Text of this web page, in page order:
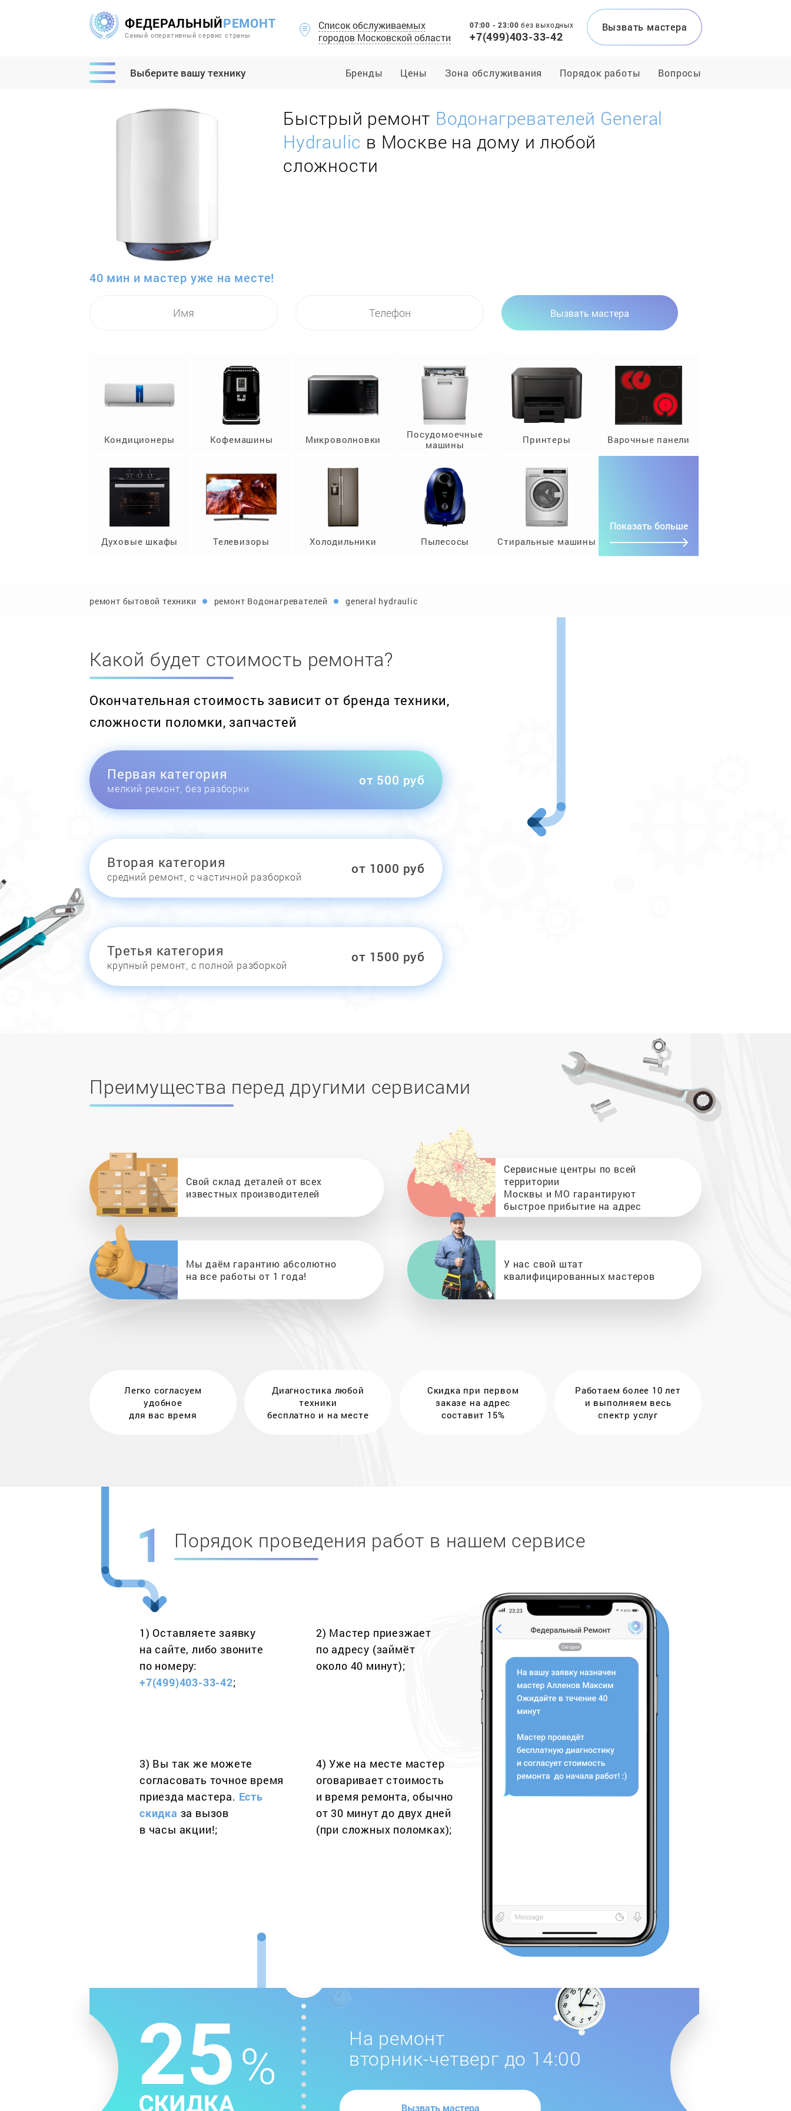
ФЕДЕРАЛЬНЫЙРЕМОНТ
Самый оперативный сервис страны
Список обслуживаемых
городов Московской области
07:00 - 23:00без выходных
+7(499)403-33-42
Вызвать мастера
Выберите вашу технику Бренды Цены Зона обслуживания Порядок работы Вопросы
Быстрый ремонт Водонагревателей General
Hydraulic в Москве на дому и любой
сложности
40 мин и мастер уже на месте!
Вызвать мастера
Кондиционеры Кофемашины Микроволновки
Посудомоечные
машины
Принтеры Варочные панели
Духовые шкафы Телевизоры Холодильники Пылесосы Стиральные машины
Показать больше
ремонт бытовой техники ремонт Водонагревателей general hydraulic
Какой будет стоимость ремонта?
Окончательная стоимость зависит от бренда техники,
сложности поломки, запчастей
Первая категория
мелкий ремонт, без разборки
от 500 руб
Вторая категория
средний ремонт, с частичной разборкой
от 1000 руб
Третья категория
крупный ремонт, с полной разборкой
от 1500 руб
Преимущества перед другими сервисами
Свой склад деталей от всех
известных производителей
Сервисные центры по всей
территории
Москвы и МО гарантируют
быстрое прибытие на адрес
Мы даём гарантию абсолютно
на все работы от 1 года!
У нас свой штат
квалифицированных мастеров
Легко согласуем
удобное
для вас время
Диагностика любой
техники
бесплатно и на месте
Скидка при первом
заказе на адрес
составит 15%
Работаем более 10 лет
и выполняем весь
спектр услуг
Порядок проведения работ в нашем сервисе
1) Оставляете заявку
на сайте, либо звоните
по номеру:
+7(499)403-33-42;
2) Мастер приезжает
по адресу (займёт
около 40 минут);
3) Вы так же можете
согласовать точное время
приезда мастера. Есть
скидка за вызов
в часы акции!;
4) Уже на месте мастер
оговаривает стоимость
и время ремонта, обычно
от 30 минут до двух дней
(при сложных поломках);
На ремонт
вторник-четверг до 14:00
Вызвать мастера